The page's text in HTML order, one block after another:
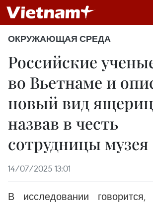
ОКРУЖАЮЩАЯ СРЕДА
Российские
во Вьетнаме и
новый вид
назвав в честь
сотрудницы
14/07/2025 13:01
В исследовании говорится,